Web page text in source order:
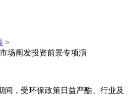
>
场阐发投资前景专项演
，受环保政策日益严酷、行业及